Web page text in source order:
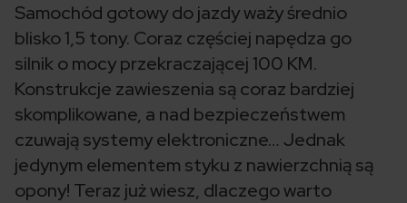
Samochód gotowy do jazdy waży średnio
blisko 1,5 tony. Coraz częściej napędza go
silnik o mocy przekraczającej 100 KM.
Konstrukcje zawieszenia są coraz bardziej
skomplikowane, a nad bezpieczeństwem
czuwają systemy elektroniczne… Jednak
jedynym elementem styku z nawierzchnią są
opony! Teraz już wiesz, dlaczego warto